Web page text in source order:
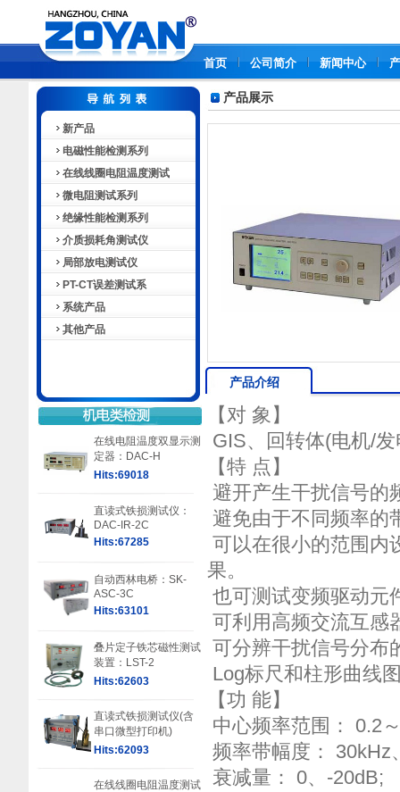
首页 公司简介 新闻中心
新产品
电磁性能检测系列
在线线圈电阻温度测试
微电阻测试系列
绝缘性能检测系列
介质损耗角测试仪
局部放电测试仪
PT-CT误差测试系
系统产品
其他产品
在线电阻温度双显示测
定器：DAC-H
Hits:69018
直读式铁损测试仪：
DAC-IR-2C
Hits:67285
自动西林电桥：SK-
ASC-3C
Hits:63101
叠片定子铁芯磁性测试
装置：LST-2
Hits:62603
直读式铁损测试仪(含
串口微型打印机)
Hits:62093
在线线圈电阻温度测试
产品展示
产品介绍
【对 象】
GIS、回转体(电机/
【特 点】
避开产生干扰信号的
避免由于不同频率的
可以在很小的范围内
果。
也可测试变频驱动元
可利用高频交流互感
可分辨干扰信号分布
Log标尺和柱形曲线
【功 能】
中心频率范围： 0.2
频率带幅度： 30kHz
衰减量： 0、-20dB;